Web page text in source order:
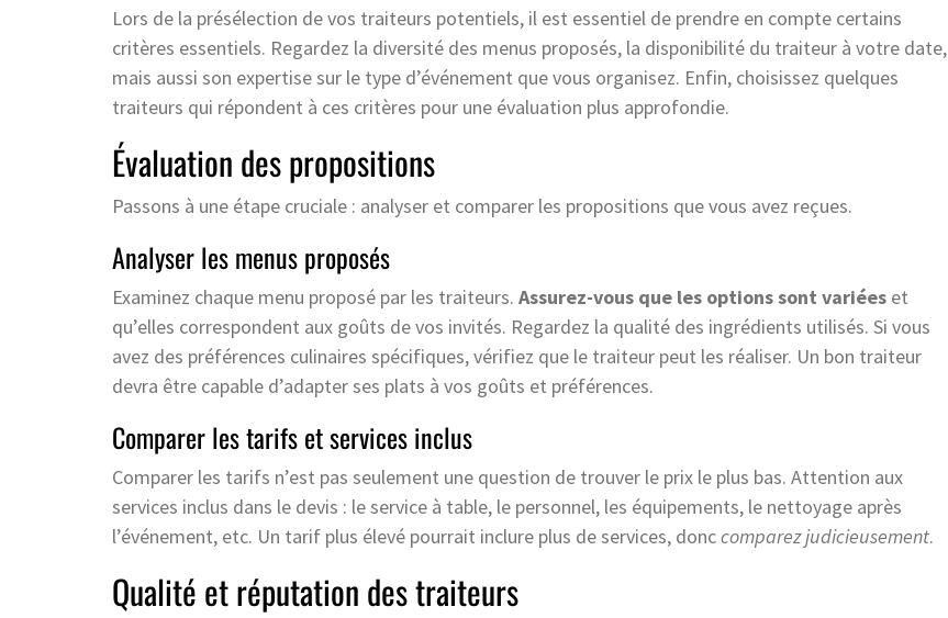
Lors de la présélection de vos traiteurs potentiels, il est essentiel de prendre en compte certains
critères essentiels. Regardez la diversité des menus proposés, la disponibilité du traiteur à votre date,
mais aussi son expertise sur le type d’événement que vous organisez. Enfin, choisissez quelques
traiteurs qui répondent à ces critères pour une évaluation plus approfondie.
Évaluation des propositions
Passons à une étape cruciale : analyser et comparer les propositions que vous avez reçues.
Analyser les menus proposés
Examinez chaque menu proposé par les traiteurs. Assurez-vous que les options sont variées et
qu’elles correspondent aux goûts de vos invités. Regardez la qualité des ingrédients utilisés. Si vous
avez des préférences culinaires spécifiques, vérifiez que le traiteur peut les réaliser. Un bon traiteur
devra être capable d’adapter ses plats à vos goûts et préférences.
Comparer les tarifs et services inclus
Comparer les tarifs n’est pas seulement une question de trouver le prix le plus bas. Attention aux
services inclus dans le devis : le service à table, le personnel, les équipements, le nettoyage après
l’événement, etc. Un tarif plus élevé pourrait inclure plus de services, donccomparez judicieusement.
Qualité et réputation des traiteurs